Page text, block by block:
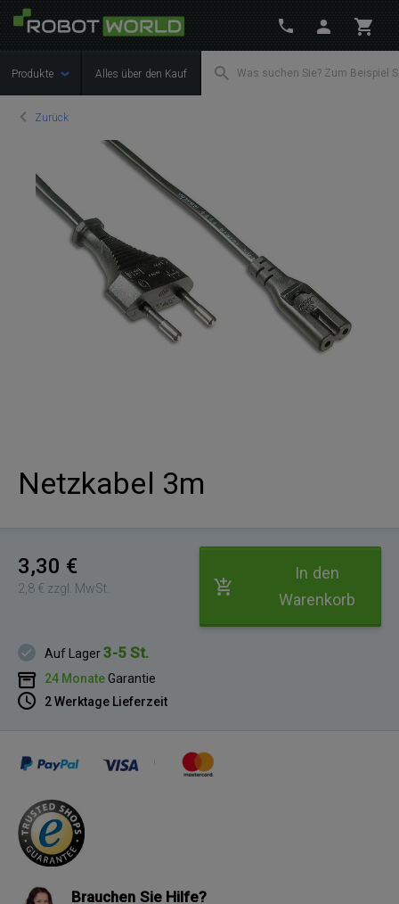
Produkte Alles über den Kauf
Zurück
Netzkabel 3m
3,30 €
2,8 € zzgl. MwSt.
In den
Warenkorb
Auf Lager3-5 St.
24 MonateGarantie
2 Werktage Lieferzeit
Brauchen Sie Hilfe?